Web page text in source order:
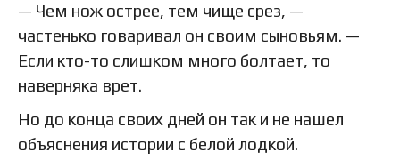
— Чем нож острее, тем чище срез, —
частенько говаривал он своим сыновьям. —
Если кто-то слишком много болтает, то
наверняка врет.
Но до конца своих дней он так и не нашел
объяснения истории с белой лодкой.